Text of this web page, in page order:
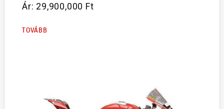
Ár: 29,900,000 Ft
TOVÁBB